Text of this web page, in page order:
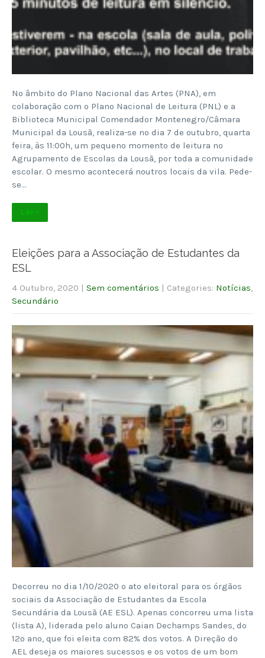
No âmbito do Plano Nacional das Artes (PNA), em
colaboração com o Plano Nacional de Leitura (PNL) e a
Biblioteca Municipal Comendador Montenegro/Câmara
Municipal da Lousã, realiza-se no dia 7 de outubro, quarta
feira, às 11:00h, um pequeno momento de leitura no
Agrupamento de Escolas da Lousã, por toda a comunidade
escolar. O mesmo acontecerá noutros locais da vila. Pede-
se…
Ler +
Eleições para a Associação de Estudantes da
ESL
4 Outubro, 2020 | Sem comentários | Categories: Notícias
Secundário
Decorreu no dia 1/10/2020 o ato eleitoral para os órgãos
sociais da Associação de Estudantes da Escola
Secundária da Lousã (AE ESL). Apenas concorreu uma lista
(lista A), liderada pelo aluno Caian Dechamps Sandes, do
12º ano, que foi eleita com 82% dos votos. A Direção do
AEL deseja os maiores sucessos e os votos de um bom